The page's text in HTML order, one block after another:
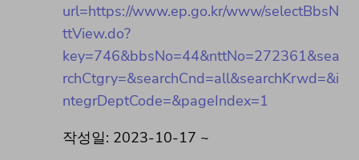
url=https://www.ep.go.kr/www/selectBbsN
ttView.do?
key=746&bbsNo=44&nttNo=272361&sea
rchCtgry=&searchCnd=all&searchKrwd=&i
ntegrDeptCode=&pageIndex=1
작성일: 2023-10-17 ~